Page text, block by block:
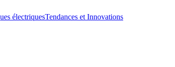
électriquesTendances et Innovations